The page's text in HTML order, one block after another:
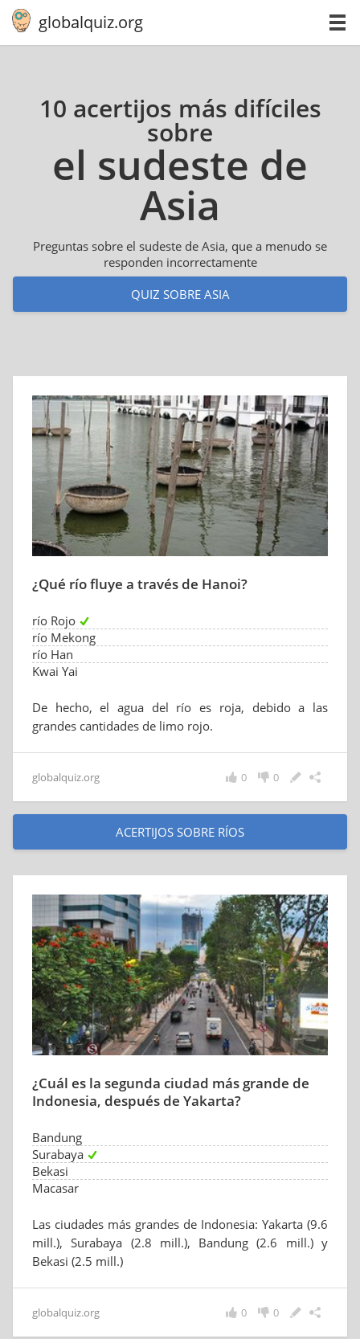
globalquiz.org
10 acertijos más difíciles
sobre
el sudeste de
Asia
Preguntas sobre el sudeste de Asia, que a menudo se
responden incorrectamente
QUIZ SOBRE ASIA
¿Qué río fluye a través de Hanoi?
río Rojo
río Mekong
río Han
Kwai Yai
De hecho, el agua del río es roja, debido a las
grandes cantidades de limo rojo.
globalquiz.org 0
0
ACERTIJOS SOBRE RÍOS
¿Cuál es la segunda ciudad más grande de
Indonesia, después de Yakarta?
Bandung
Surabaya
Bekasi
Macasar
Las ciudades más grandes de Indonesia: Yakarta (9.6
mill.), Surabaya (2.8 mill.), Bandung (2.6 mill.) y
Bekasi (2.5 mill.)
globalquiz.org 0
0